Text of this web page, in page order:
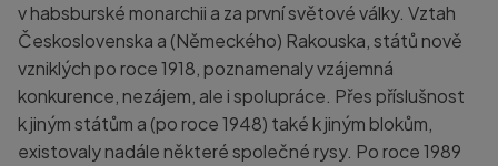
v habsburské monarchii a za první světové války. Vztah
Československa a (Německého) Rakouska, států nově
vzniklých po roce 1918, poznamenaly vzájemná
konkurence, nezájem, ale i spolupráce. Přes příslušnost
k jiným státům a (po roce 1948) také k jiným blokům,
existovaly nadále některé společné rysy. Po roce 1989